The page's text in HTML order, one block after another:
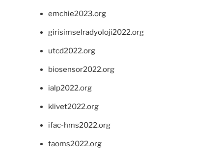
emchie2023.org
girisimselradyoloji2022.org
utcd2022.org
biosensor2022.org
ialp2022.org
klivet2022.org
ifac-hms2022.org
taoms2022.org